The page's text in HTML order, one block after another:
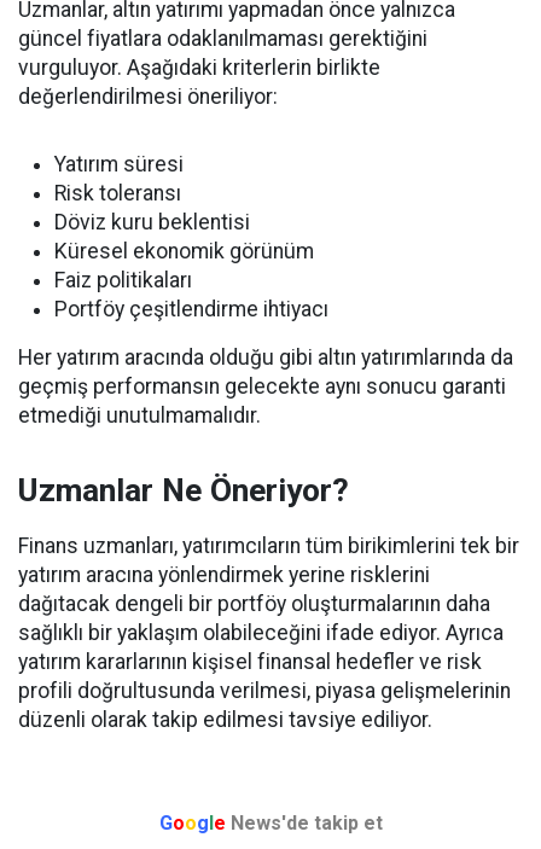
Uzmanlar, altın yatırımı yapmadan önce yalnızca
güncel fiyatlara odaklanılmaması gerektiğini
vurguluyor. Aşağıdaki kriterlerin birlikte
değerlendirilmesi öneriliyor:
Yatırım süresi
Risk toleransı
Döviz kuru beklentisi
Küresel ekonomik görünüm
Faiz politikaları
Portföy çeşitlendirme ihtiyacı
Her yatırım aracında olduğu gibi altın yatırımlarında da
geçmiş performansın gelecekte aynı sonucu garanti
etmediği unutulmamalıdır.
Uzmanlar Ne Öneriyor?
Finans uzmanları, yatırımcıların tüm birikimlerini tek bir
yatırım aracına yönlendirmek yerine risklerini
dağıtacak dengeli bir portföy oluşturmalarının daha
sağlıklı bir yaklaşım olabileceğini ifade ediyor. Ayrıca
yatırım kararlarının kişisel finansal hedefler ve risk
profili doğrultusunda verilmesi, piyasa gelişmelerinin
düzenli olarak takip edilmesi tavsiye ediliyor.
Google News'de takip et